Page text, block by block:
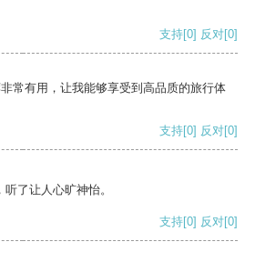
支持[0] 反对[0]
常有用，让我能够享受到高品质的旅行体
支持[0] 反对[0]
了让人心旷神怡。
支持[0] 反对[0]